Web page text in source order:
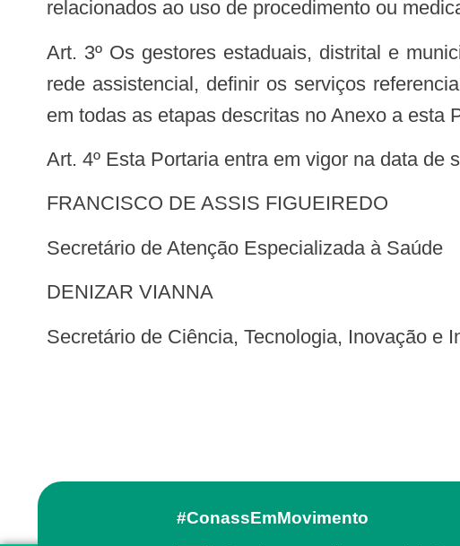
relacionados ao uso de procedimento ou
Art. 3º Os gestores estaduais, distrital e municipais do SUS, conforme a sua competência e pactuações, deverão estruturar a
rede assistencial, definir os serviços
em todas as etapas descritas no Anexo a esta
Art. 4º Esta Portaria entra em vigor na data de
FRANCISCO DE ASSIS FIGUEIREDO
Secretário de Atenção Especializada à Saúde
DENIZAR VIANNA
Secretário de Ciência, Tecnologia, Inovação
#ConassEmMovimento